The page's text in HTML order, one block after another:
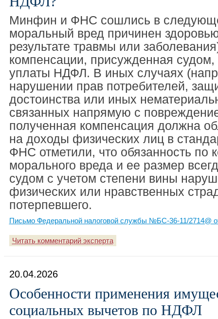
Минфин и ФНС сошлись в
моральный вред причинен
результате травмы или
компенсации, присужденная судом,
уплаты НДФЛ. В иных случаях
нарушении прав потребителей,
достоинства или иных
связанных напрямую с
полученная компенсация должна
на доходы физических лиц в
ФНС отметили, что обязанность по
морального вреда и ее размер
судом с учетом степени вины
физических или нравственных
потерпевшего.
Письмо Федеральной налоговой службы №БС-36-11/2714@
Читать комментарий эксперта
20.04.2026
Особенности применения
социальных вычетов по НДФЛ